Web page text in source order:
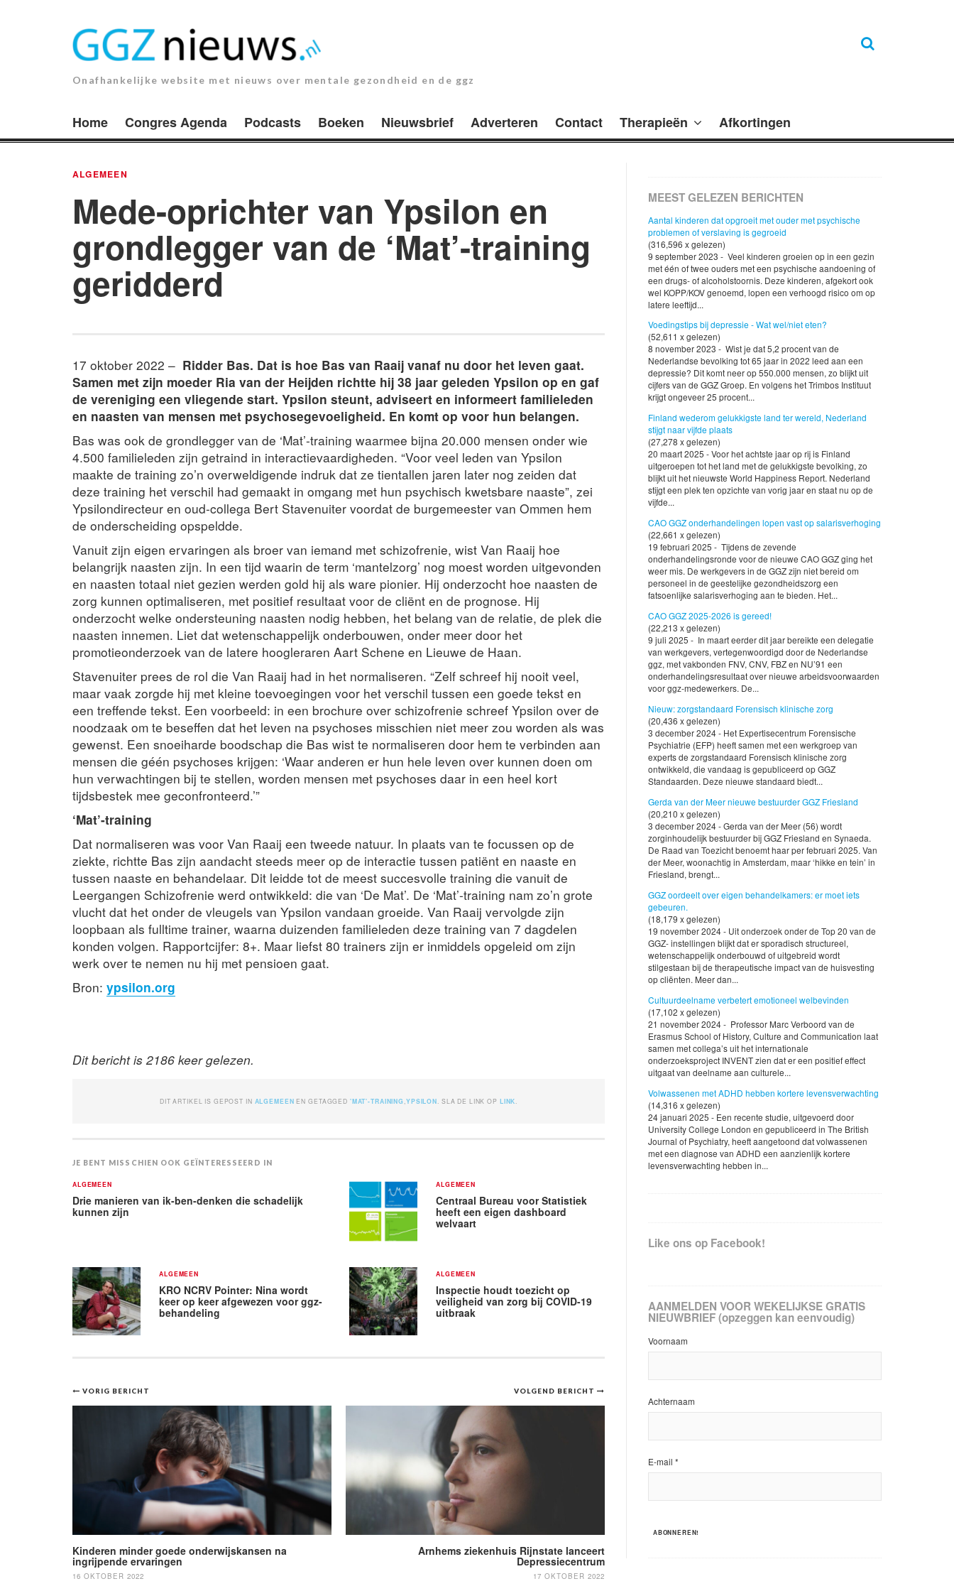
Onafhankelijke website met nieuws over mentale gezondheid en de ggz
Home Congres Agenda Podcasts Boeken Nieuwsbrief Adverteren Contact Therapieën Afkortingen
ALGEMEEN
Mede-oprichter van Ypsilon en
grondlegger van de ‘Mat’-training
geridderd
17 oktober 2022 – Ridder Bas. Dat is hoe Bas van Raaij vanaf nu door het leven gaat.
Samen met zijn moeder Ria van der Heijden richtte hij 38 jaar geleden Ypsilon op en gaf
de vereniging een vliegende start. Ypsilon steunt, adviseert en informeert familieleden
en naasten van mensen met psychosegevoeligheid. En komt op voor hun belangen.
Bas was ook de grondlegger van de ‘Mat’-training waarmee bijna 20.000 mensen onder wie
4.500 familieleden zijn getraind in interactievaardigheden. “Voor veel leden van Ypsilon
maakte de training zo’n overweldigende indruk dat ze tientallen jaren later nog zeiden dat
deze training het verschil had gemaakt in omgang met hun psychisch kwetsbare naaste”, zei
Ypsilondirecteur en oud-collega Bert Stavenuiter voordat de burgemeester van Ommen hem
de onderscheiding opspeldde.
Vanuit zijn eigen ervaringen als broer van iemand met schizofrenie, wist Van Raaij hoe
belangrijk naasten zijn. In een tijd waarin de term ‘mantelzorg’ nog moest worden uitgevonden
en naasten totaal niet gezien werden gold hij als ware pionier. Hij onderzocht hoe naasten de
zorg kunnen optimaliseren, met positief resultaat voor de cliënt en de prognose. Hij
onderzocht welke ondersteuning naasten nodig hebben, het belang van de relatie, de plek die
naasten innemen. Liet dat wetenschappelijk onderbouwen, onder meer door het
promotieonderzoek van de latere hoogleraren Aart Schene en Lieuwe de Haan.
Stavenuiter prees de rol die Van Raaij had in het normaliseren. “Zelf schreef hij nooit veel,
maar vaak zorgde hij met kleine toevoegingen voor het verschil tussen een goede tekst en
een treffende tekst. Een voorbeeld: in een brochure over schizofrenie schreef Ypsilon over de
noodzaak om te beseffen dat het leven na psychoses misschien niet meer zou worden als was
gewenst. Een snoeiharde boodschap die Bas wist te normaliseren door hem te verbinden aan
mensen die géén psychoses krijgen: ‘Waar anderen er hun hele leven over kunnen doen om
hun verwachtingen bij te stellen, worden mensen met psychoses daar in een heel kort
tijdsbestek mee geconfronteerd.’”
‘Mat’-training
Dat normaliseren was voor Van Raaij een tweede natuur. In plaats van te focussen op de
ziekte, richtte Bas zijn aandacht steeds meer op de interactie tussen patiënt en naaste en
tussen naaste en behandelaar. Dit leidde tot de meest succesvolle training die vanuit de
Leergangen Schizofrenie werd ontwikkeld: die van ‘De Mat’. De ‘Mat’-training nam zo’n grote
vlucht dat het onder de vleugels van Ypsilon vandaan groeide. Van Raaij vervolgde zijn
loopbaan als fulltime trainer, waarna duizenden familieleden deze training van 7 dagdelen
konden volgen. Rapportcijfer: 8+. Maar liefst 80 trainers zijn er inmiddels opgeleid om zijn
werk over te nemen nu hij met pensioen gaat.
Bron: ypsilon.org
Dit bericht is 2186 keer gelezen.
DIT ARTIKEL IS GEPOST IN ALGEMEEN EN GETAGGED 'MAT'-TRAINING YPSILON . SLA DE LINK OP LINK
JE BENT MISSCHIEN OOK GEÏNTERESSEERD IN
ALGEMEEN
Drie manieren van ik-ben-denken die schadelijk
kunnen zijn
ALGEMEEN
Centraal Bureau voor Statistiek
heeft een eigen dashboard
welvaart
ALGEMEEN
KRO NCRV Pointer: Nina wordt
keer op keer afgewezen voor ggz-
behandeling
ALGEMEEN
Inspectie houdt toezicht op
veiligheid van zorg bij COVID-19
uitbraak
Bericht
navigatie
VOLGEND BERICHT
Arnhems ziekenhuis Rijnstate lanceert
Depressiecentrum
17 OKTOBER 2022
VORIG BERICHT
Kinderen minder goede onderwijskansen na
ingrijpende ervaringen
16 OKTOBER 2022
MEEST GELEZEN BERICHTEN
Aantal kinderen dat opgroeit met ouder met psychische
problemen of verslaving is gegroeid
(316,596 x gelezen)
9 september 2023 - Veel kinderen groeien op in een gezin
met één of twee ouders met een psychische aandoening of
een drugs- of alcoholstoornis. Deze kinderen, afgekort ook
wel KOPP/KOV genoemd, lopen een verhoogd risico om op
latere leeftijd...
Voedingstips bij depressie - Wat wel/niet eten?
(52,611 x gelezen)
8 november 2023 - Wist je dat 5,2 procent van de
Nederlandse bevolking tot 65 jaar in 2022 leed aan een
depressie? Dit komt neer op 550.000 mensen, zo blijkt uit
cijfers van de GGZ Groep. En volgens het Trimbos Instituut
krijgt ongeveer 25 procent...
Finland wederom gelukkigste land ter wereld, Nederland
stijgt naar vijfde plaats
(27,278 x gelezen)
20 maart 2025 - Voor het achtste jaar op rij is Finland
uitgeroepen tot het land met de gelukkigste bevolking, zo
blijkt uit het nieuwste World Happiness Report. Nederland
stijgt een plek ten opzichte van vorig jaar en staat nu op de
vijfde...
CAO GGZ onderhandelingen lopen vast op salarisverhoging
(22,661 x gelezen)
19 februari 2025 - Tijdens de zevende
onderhandelingsronde voor de nieuwe CAO GGZ ging het
weer mis. De werkgevers in de GGZ zijn niet bereid om
personeel in de geestelijke gezondheidszorg een
fatsoenlijke salarisverhoging aan te bieden. Het...
CAO GGZ 2025-2026 is gereed!
(22,213 x gelezen)
9 juli 2025 - In maart eerder dit jaar bereikte een delegatie
van werkgevers, vertegenwoordigd door de Nederlandse
ggz, met vakbonden FNV, CNV, FBZ en NU’91 een
onderhandelingsresultaat over nieuwe arbeidsvoorwaarden
voor ggz-medewerkers. De...
Nieuw: zorgstandaard Forensisch klinische zorg
(20,436 x gelezen)
3 december 2024 - Het Expertisecentrum Forensische
Psychiatrie (EFP) heeft samen met een werkgroep van
experts de zorgstandaard Forensisch klinische zorg
ontwikkeld, die vandaag is gepubliceerd op GGZ
Standaarden. Deze nieuwe standaard biedt...
Gerda van der Meer nieuwe bestuurder GGZ Friesland
(20,210 x gelezen)
3 december 2024 - Gerda van der Meer (56) wordt
zorginhoudelijk bestuurder bij GGZ Friesland en Synaeda.
De Raad van Toezicht benoemt haar per februari 2025. Van
der Meer, woonachtig in Amsterdam, maar ‘hikke en tein’ in
Friesland, brengt...
GGZ oordeelt over eigen behandelkamers: er moet iets
gebeuren.
(18,179 x gelezen)
19 november 2024 - Uit onderzoek onder de Top 20 van de
GGZ- instellingen blijkt dat er sporadisch structureel,
wetenschappelijk onderbouwd of uitgebreid wordt
stilgestaan bij de therapeutische impact van de huisvesting
op cliënten. Meer dan...
Cultuurdeelname verbetert emotioneel welbevinden
(17,102 x gelezen)
21 november 2024 - Professor Marc Verboord van de
Erasmus School of History, Culture and Communication laat
samen met collega’s uit het internationale
onderzoeksproject INVENT zien dat er een positief effect
uitgaat van deelname aan culturele...
Volwassenen met ADHD hebben kortere levensverwachting
(14,316 x gelezen)
24 januari 2025 - Een recente studie, uitgevoerd door
University College London en gepubliceerd in The British
Journal of Psychiatry, heeft aangetoond dat volwassenen
met een diagnose van ADHD een aanzienlijk kortere
levensverwachting hebben in...
Like ons op Facebook!
AANMELDEN VOOR WEKELIJKSE GRATIS
NIEUWBRIEF (opzeggen kan eenvoudig)
Voornaam
Achternaam
E-mail *